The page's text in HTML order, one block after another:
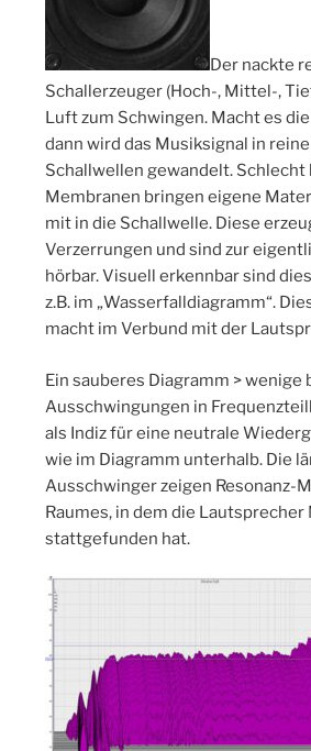
Der nackte
Schallerzeuger (Hoch-, Mittel-,
Luft zum Schwingen. Macht es
dann wird das Musiksignal in
Schallwellen gewandelt.
Membranen bringen eigene
mit in die Schallwelle. Diese
Verzerrungen und sind zur
hörbar. Visuell erkennbar sind
z.B. im „Wasserfalldiagramm“.
macht im Verbund mit der
Ein sauberes Diagramm > wenige
Ausschwingungen in
als Indiz für eine neutrale
wie im Diagramm unterhalb. Die
Ausschwinger zeigen Resonanz-
Raumes, in dem die Lautsprecher
stattgefunden hat.